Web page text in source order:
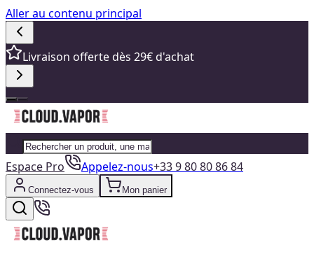
Aller au contenu principal
Livraison offerte dès 29€ d'achat
Espace Pro Appelez-nous+33 9 80 80 86 84
Connectez-vous Mon panier